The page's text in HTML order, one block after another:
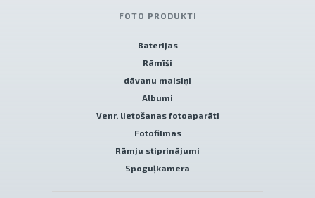
FOTO PRODUKTI
Baterijas
Rāmīši
dāvanu maisiņi
Albumi
Venr. lietošanas fotoaparāti
Fotofilmas
Rāmju stiprinājumi
Spoguļkamera